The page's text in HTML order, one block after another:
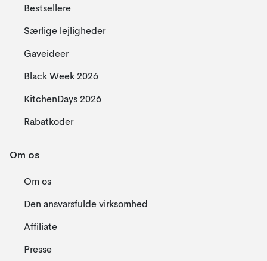
Bestsellere
Særlige lejligheder
Gaveideer
Black Week 2026
KitchenDays 2026
Rabatkoder
Om os
Om os
Den ansvarsfulde virksomhed
Affiliate
Presse